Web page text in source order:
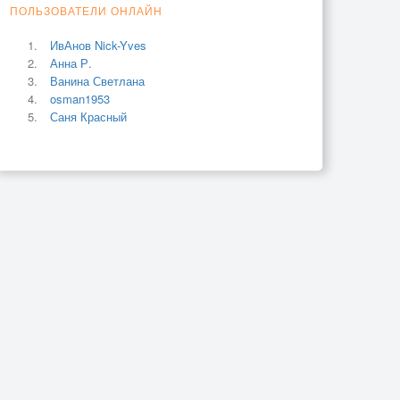
ПОЛЬЗОВАТЕЛИ ОНЛАЙН
ИвАнов Nick-Yves
Анна Р.
Ванина Светлана
osman1953
Саня Красный